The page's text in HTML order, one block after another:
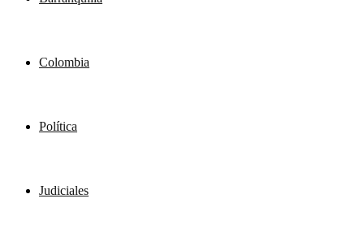
Colombia
Política
Judiciales